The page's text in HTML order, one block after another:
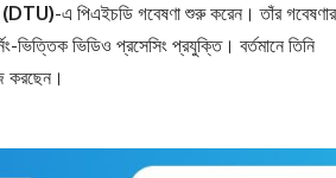
-এ পিএইচডি গবেষণা শুরু করেন। তাঁর গবেষণার
ভিত্তিক ভিডিও প্রসেসিং প্রযুক্তি। বর্তমানে তিনি
করছেন।